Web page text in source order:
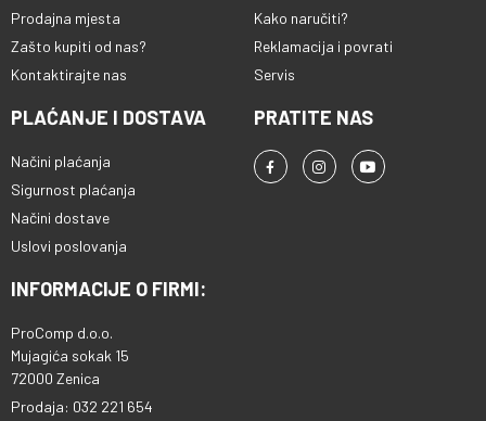
Prodajna mjesta
Zašto kupiti od nas?
Kontaktirajte nas
Kako naručiti?
Reklamacija i povrati
Servis
PLAĆANJE I DOSTAVA
Načini plaćanja
Sigurnost plaćanja
Načini dostave
Uslovi poslovanja
PRATITE NAS
INFORMACIJE O FIRMI:
ProComp d.o.o.
Mujagića sokak 15
72000 Zenica
Prodaja: 032 221 654